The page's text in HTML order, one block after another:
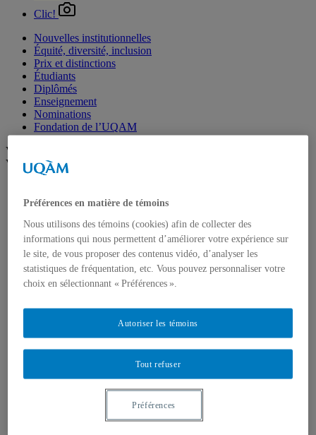
Clic!
Nouvelles institutionnelles
Équité, diversité, inclusion
Prix et distinctions
Étudiants
Diplômés
Enseignement
Nominations
Fondation de l’UQAM
Voir plus
Voir moins
Département de danse
Département d'études littéraires
Département d'histoire de l'art
École de design
École des arts visuels et médiatiques
École supérieure de théâtre
Institut du patrimoine
École de langues
École des médias
Éducation
Département de didactique
Département de didactique des langues
Département d'éducation et formation spécialisées
Département d'éducation et pédagogie
Préférences en matière de témoins
Nous utilisons des témoins (cookies) afin de collecter des
informations qui nous permettent d’améliorer votre expérience sur
le site, de vous proposer des contenus vidéo, d’analyser les
statistiques de fréquentation, etc. Vous pouvez personnaliser votre
choix en sélectionnant « Préférences ».
Tout refuser
Autoriser les témoins
Préférences